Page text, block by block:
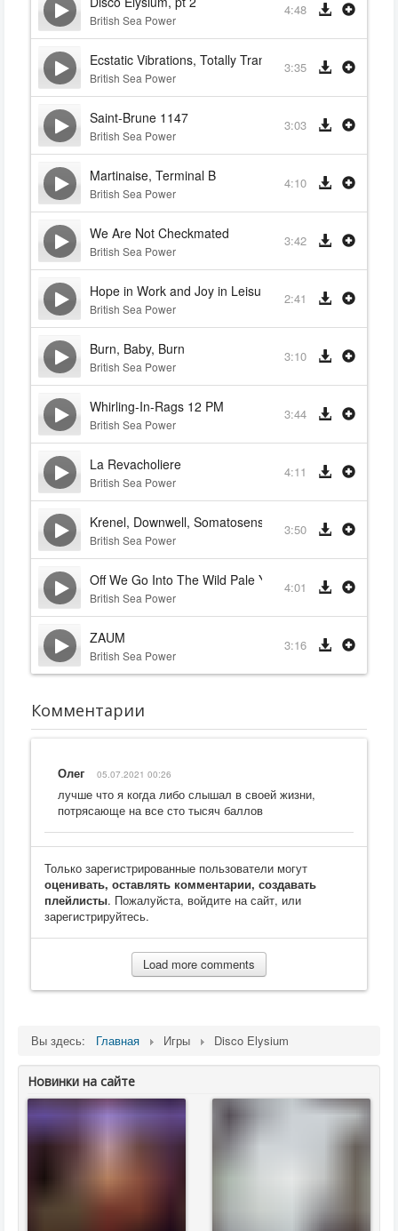
British Sea Power
4:48
Ecstatic Vibrations, Totally Transcendent
British Sea Power
3:35
Saint-Brune 1147
British Sea Power
3:03
Martinaise, Terminal B
British Sea Power
4:10
We Are Not Checkmated
British Sea Power
3:42
Hope in Work and Joy in Leisure
British Sea Power
2:41
Burn, Baby, Burn
British Sea Power
3:10
Whirling-In-Rags 12 PM
British Sea Power
3:44
La Revacholiere
British Sea Power
4:11
Krenel, Downwell, Somatosensor
British Sea Power
3:50
Off We Go Into The Wild Pale Yonder
British Sea Power
4:01
ZAUM
British Sea Power
3:16
Комментарии
Олег 05.07.2021 00:26
лучше что я когда либо слышал в своей жизни,
потрясающе на все сто тысяч баллов
Только зарегистрированные пользователи могут
оценивать, оставлять комментарии, создавать
плейлисты. Пожалуйста, войдите на сайт, или
зарегистрируйтесь.
Load more comments
Вы здесь: Главная Игры Disco Elysium
Новинки на сайте